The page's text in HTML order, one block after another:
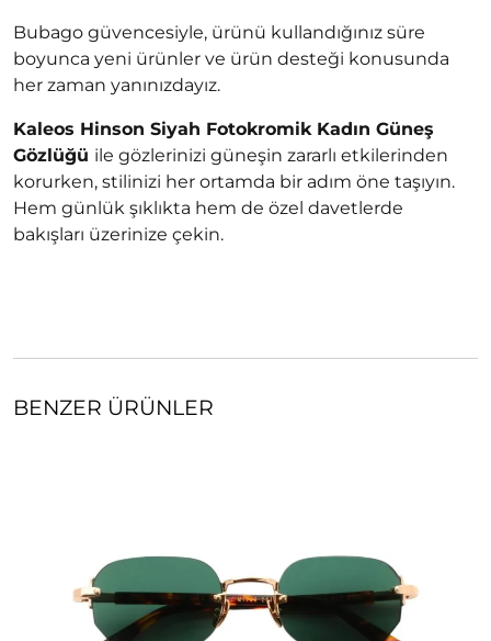
Bubago güvencesiyle, ürünü kullandığınız süre
boyunca yeni ürünler ve ürün desteği konusunda
her zaman yanınızdayız.
Kaleos Hinson Siyah Fotokromik Kadın Güneş
Gözlüğü ile gözlerinizi güneşin zararlı etkilerinden
korurken, stilinizi her ortamda bir adım öne taşıyın.
Hem günlük şıklıkta hem de özel davetlerde
bakışları üzerinize çekin.
BENZER ÜRÜNLER